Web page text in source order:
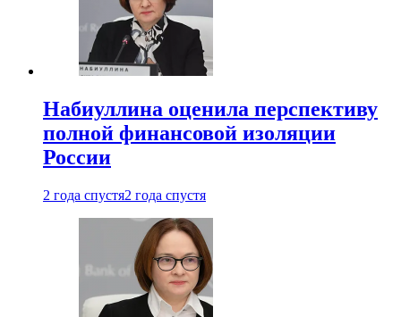
Набиуллина оценила перспективу
полной финансовой изоляции
России
2 года спустя2 года спустя